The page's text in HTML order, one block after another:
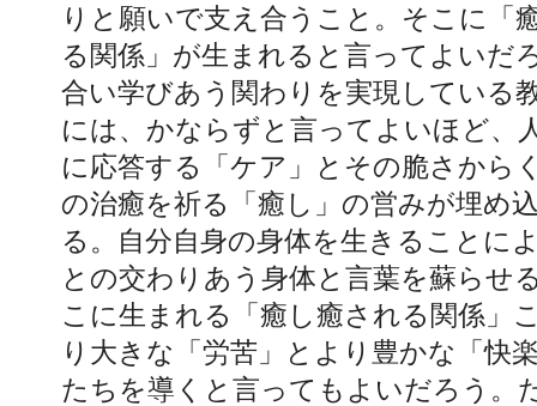
りと願いで支え合うこと。そこに「
る関係」が生まれると言ってよいだ
合い学びあう関わりを実現している
には、かならずと言ってよいほど、
に応答する「ケア」とその脆さから
の治癒を祈る「癒し」の営みが埋め
る。自分自身の身体を生きることに
との交わりあう身体と言葉を蘇らせ
こに生まれる「癒し癒される関係」
り大きな「労苦」とより豊かな「快
たちを導くと言ってもよいだろう。